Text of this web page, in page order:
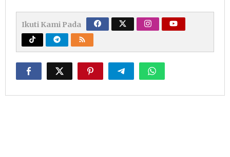
Ikuti Kami Pada